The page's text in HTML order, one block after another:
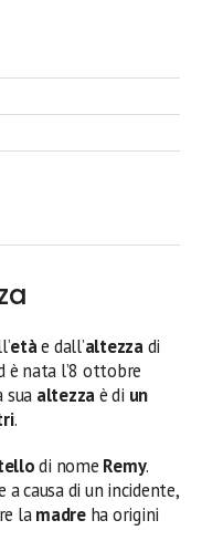
etàe dall’altezzadi
è nata l’8 ottobre
sua altezzaè di un
.
di nome Remy.
causa di un incidente,
lamadreha origini